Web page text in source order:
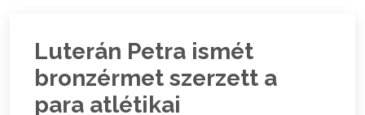
Luterán Petra ismét
bronzérmet szerzett a
para atlétikai